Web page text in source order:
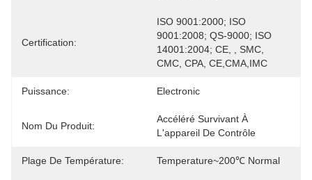
Certification:
ISO 9001:2000; ISO
9001:2008; QS-9000; ISO
14001:2004; CE, , SMC,
CMC, CPA, CE,CMA,IMC
Puissance: Electronic
Nom Du Produit:
Accéléré Survivant À
L'appareil De Contrôle
Plage De Température: Temperature~200℃ Normal